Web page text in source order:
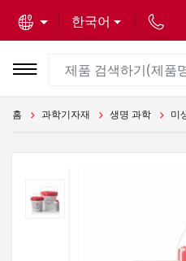
한국어
홈 과학기자재 생명 과학 미